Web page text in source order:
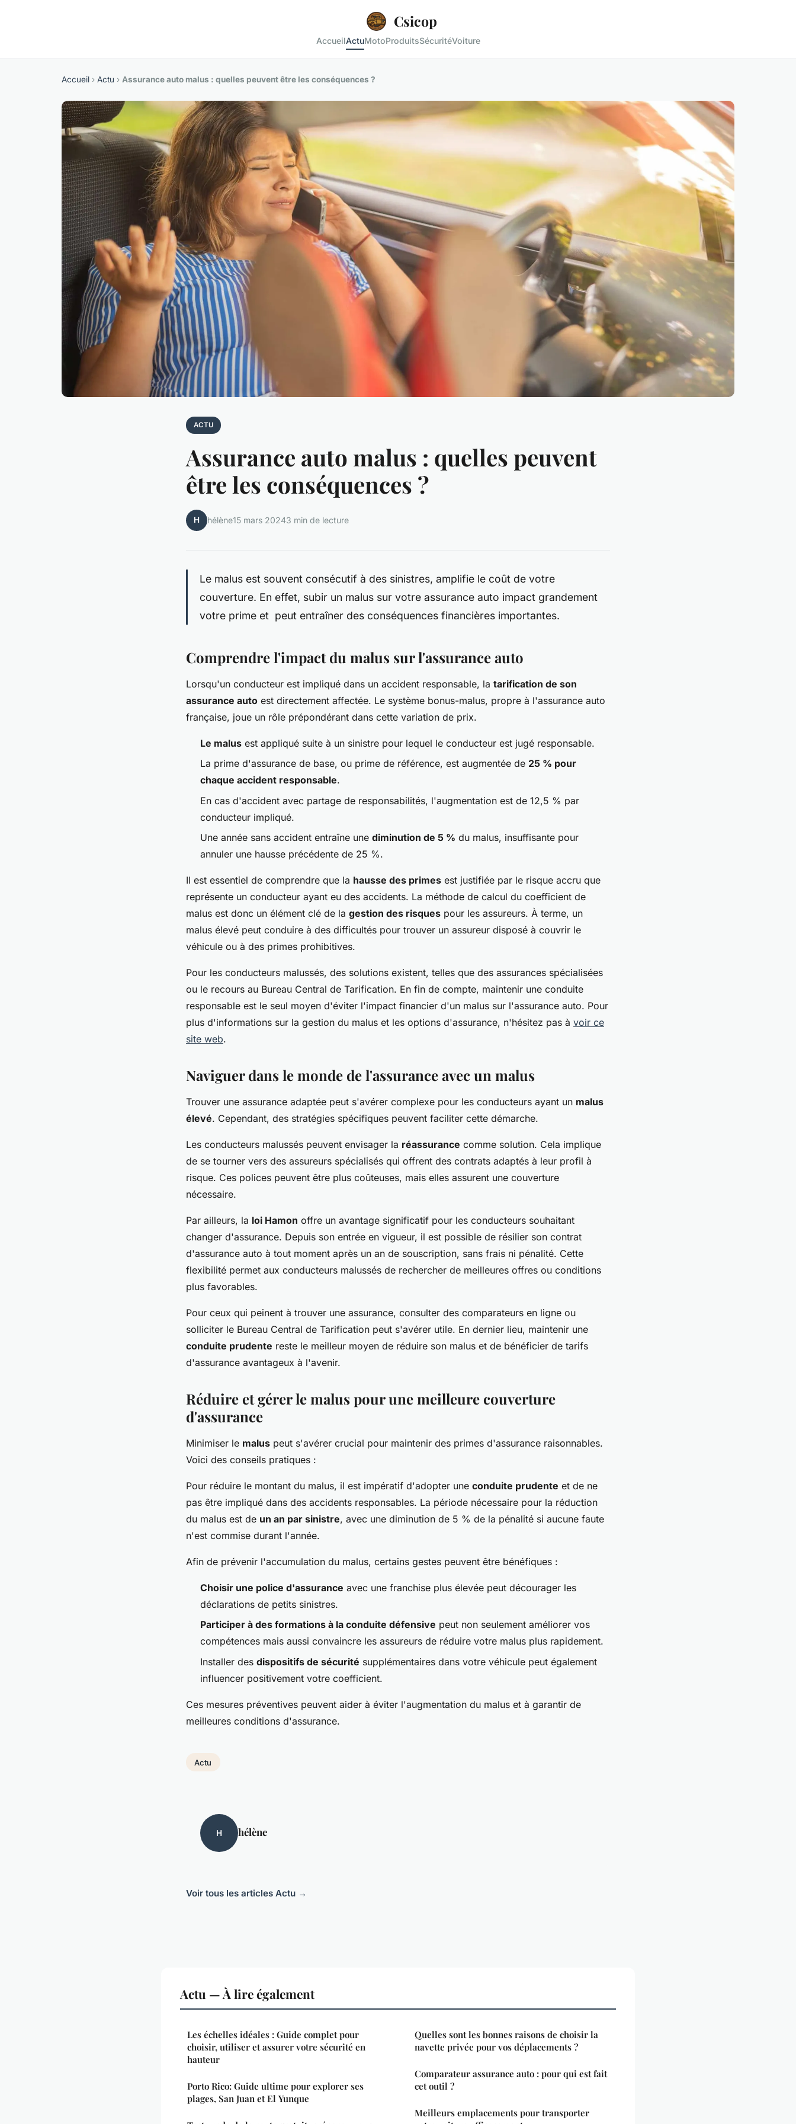
Csicop
AccueilActuMotoProduitsSécuritéVoiture
Accueil › Actu › Assurance auto malus : quelles peuvent être les conséquences ?
ACTU
Assurance auto malus : quelles peuvent
être les conséquences ?
H hélène15 mars 20243 min de lecture
Le malus est souvent consécutif à des sinistres, amplifie le coût de votre
couverture. En effet, subir un malus sur votre assurance auto impact grandement
votre prime et peut entraîner des conséquences financières importantes.
Comprendre l'impact du malus sur l'assurance auto
Lorsqu'un conducteur est impliqué dans un accident responsable, la tarification de son
assurance auto est directement affectée. Le système bonus-malus, propre à l'assurance auto
française, joue un rôle prépondérant dans cette variation de prix.
Le malus est appliqué suite à un sinistre pour lequel le conducteur est jugé responsable.
La prime d'assurance de base, ou prime de référence, est augmentée de 25 % pour
chaque accident responsable.
En cas d'accident avec partage de responsabilités, l'augmentation est de 12,5 % par
conducteur impliqué.
Une année sans accident entraîne une diminution de 5 % du malus, insuffisante pour
annuler une hausse précédente de 25 %.
Il est essentiel de comprendre que la hausse des primes est justifiée par le risque accru que
représente un conducteur ayant eu des accidents. La méthode de calcul du coefficient de
malus est donc un élément clé de la gestion des risques pour les assureurs. À terme, un
malus élevé peut conduire à des difficultés pour trouver un assureur disposé à couvrir le
véhicule ou à des primes prohibitives.
Pour les conducteurs malussés, des solutions existent, telles que des assurances spécialisées
ou le recours au Bureau Central de Tarification. En fin de compte, maintenir une conduite
responsable est le seul moyen d'éviter l'impact financier d'un malus sur l'assurance auto. Pour
plus d'informations sur la gestion du malus et les options d'assurance, n'hésitez pas à voir ce
site web.
Naviguer dans le monde de l'assurance avec un malus
Trouver une assurance adaptée peut s'avérer complexe pour les conducteurs ayant un malus
élevé. Cependant, des stratégies spécifiques peuvent faciliter cette démarche.
Les conducteurs malussés peuvent envisager la réassurance comme solution. Cela implique
de se tourner vers des assureurs spécialisés qui offrent des contrats adaptés à leur profil à
risque. Ces polices peuvent être plus coûteuses, mais elles assurent une couverture
nécessaire.
Par ailleurs, la loi Hamon offre un avantage significatif pour les conducteurs souhaitant
changer d'assurance. Depuis son entrée en vigueur, il est possible de résilier son contrat
d'assurance auto à tout moment après un an de souscription, sans frais ni pénalité. Cette
flexibilité permet aux conducteurs malussés de rechercher de meilleures offres ou conditions
plus favorables.
Pour ceux qui peinent à trouver une assurance, consulter des comparateurs en ligne ou
solliciter le Bureau Central de Tarification peut s'avérer utile. En dernier lieu, maintenir une
conduite prudente reste le meilleur moyen de réduire son malus et de bénéficier de tarifs
d'assurance avantageux à l'avenir.
Réduire et gérer le malus pour une meilleure couverture
d'assurance
Minimiser le malus peut s'avérer crucial pour maintenir des primes d'assurance raisonnables.
Voici des conseils pratiques :
Pour réduire le montant du malus, il est impératif d'adopter une conduite prudente et de ne
pas être impliqué dans des accidents responsables. La période nécessaire pour la réduction
du malus est de un an par sinistre, avec une diminution de 5 % de la pénalité si aucune faute
n'est commise durant l'année.
Afin de prévenir l'accumulation du malus, certains gestes peuvent être bénéfiques :
Choisir une police d'assurance avec une franchise plus élevée peut décourager les
déclarations de petits sinistres.
Participer à des formations à la conduite défensive peut non seulement améliorer vos
compétences mais aussi convaincre les assureurs de réduire votre malus plus rapidement.
Installer des dispositifs de sécurité supplémentaires dans votre véhicule peut également
influencer positivement votre coefficient.
Ces mesures préventives peuvent aider à éviter l'augmentation du malus et à garantir de
meilleures conditions d'assurance.
Actu
H hélène
Voir tous les articles Actu →
Actu — À lire également
Les échelles idéales : Guide complet pour
choisir, utiliser et assurer votre sécurité en
hauteur
Porto Rico: Guide ultime pour explorer ses
plages, San Juan et El Yunque
Quelles sont les bonnes raisons de choisir la
navette privée pour vos déplacements ?
Comparateur assurance auto : pour qui est fait
cet outil ?
Meilleurs emplacements pour transporter